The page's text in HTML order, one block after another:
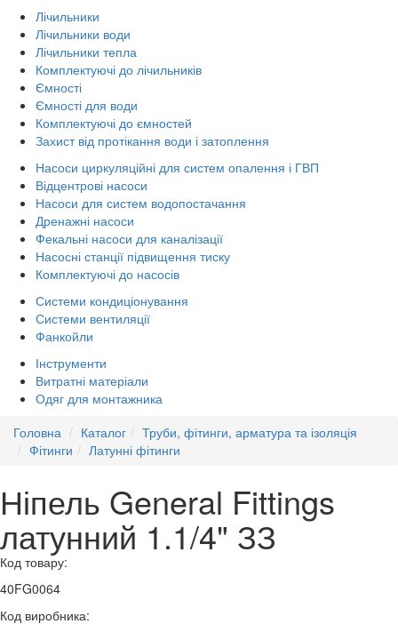
Лічильники
Лічильники води
Лічильники тепла
Комплектуючі до лічильників
Ємності
Ємності для води
Комплектуючі до ємностей
Захист від протікання води і затоплення
Насоси циркуляційні для систем опалення і ГВП
Відцентрові насоси
Насоси для систем водопостачання
Дренажні насоси
Фекальні насоси для каналізації
Насосні станції підвищення тиску
Комплектуючі до насосів
Системи кондиціонування
Системи вентиляції
Фанкойли
Інструменти
Витратні матеріали
Одяг для монтажника
Головна
Каталог
Труби, фітинги, арматура та ізоляція
Фітинги
Латунні фітинги
Ніпель General Fittings
латунний 1.1/4" ЗЗ
Код товару:
40FG0064
Код виробника: